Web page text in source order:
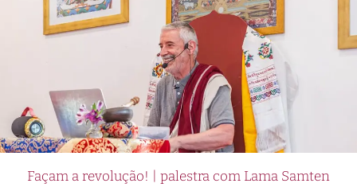
Façam a revolução! | palestra com Lama Samten